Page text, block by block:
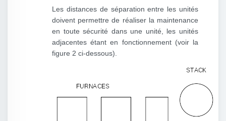
Les distances de séparation entre les unités
doivent permettre de réaliser la maintenance
en toute sécurité dans une unité, les unités
adjacentes étant en fonctionnement (voir la
figure 2 ci-dessous).